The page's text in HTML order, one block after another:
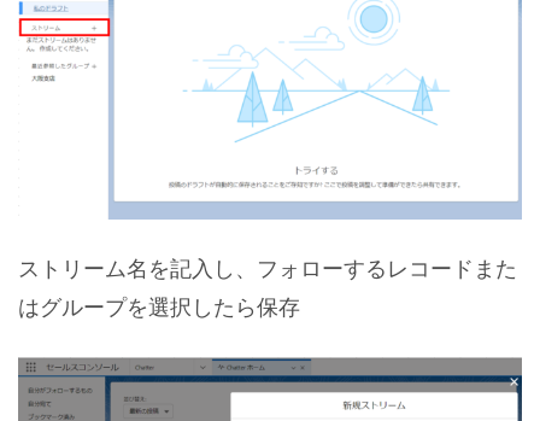
ストリーム名を記入し、フォローするレコードまた
はグループを選択したら保存